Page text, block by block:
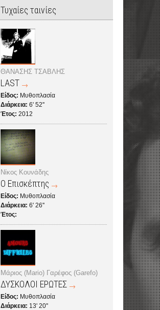
Τυχαίες ταινίες
ΘΑΝΑΣΗΣ ΤΣΑΒΛΗΣ
LAST
Είδος: Μυθοπλασία
Διάρκεια: 6' 52''
Έτος: 2012
Νίκος Κουνάδης
Ο Επισκέπτης
Είδος: Μυθοπλασία
Διάρκεια: 6' 26''
Έτος:
Μάριος (Mario) Γαρέφος (Garefo)
ΔΥΣΚΟΛΟΙ ΕΡΩΤΕΣ
Είδος: Μυθοπλασία
Διάρκεια: 13' 20''